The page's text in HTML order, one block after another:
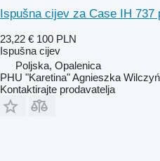
Ispušna cijev za Case IH 737
23,22 € 100 PLN
Ispušna cijev
Poljska, Opalenica
PHU "Karetina" Agnieszka
Kontaktirajte prodavatelja